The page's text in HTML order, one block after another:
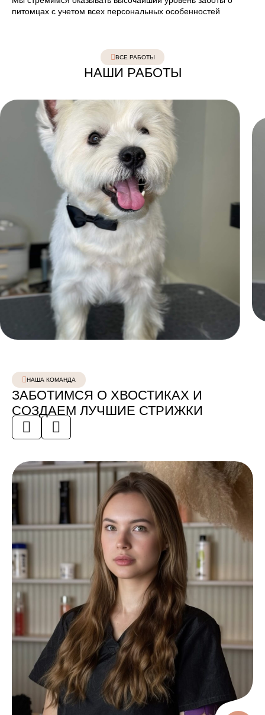
питомцах с учетом всех персональных особенностей
ВСЕ РАБОТЫ
НАШИ РАБОТЫ
НАША КОМАНДА
ЗАБОТИМСЯ О ХВОСТИКАХ И
СОЗДАЕМ ЛУЧШИЕ СТРИЖКИ